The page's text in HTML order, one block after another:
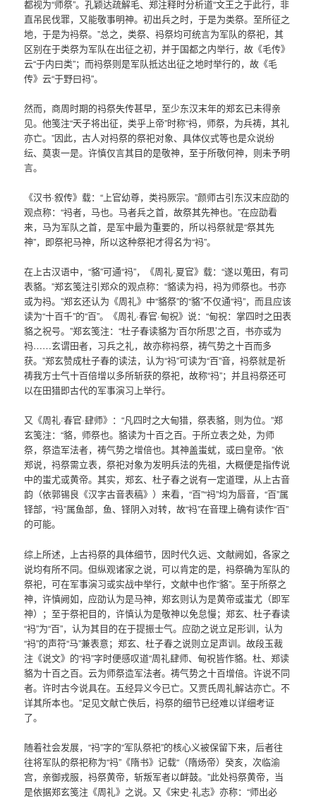
都视为“师祭”。孔颖达疏解毛、郑注释时分析道“文王之于此行，非
直吊民伐罪，又能敬事明神。初出兵之时，于是为类祭。至所征之
地，于是为祃祭。”总之，类祭、祃祭均可统言为军队的祭祀，其
区别在于类祭为军队在出征之初，并于国都之内举行，故《毛传》
云“于内曰类”；而祃祭则是军队抵达出征之地时举行的，故《毛
传》云“于野曰祃”。
然而，商周时期的祃祭失传甚早，至少东汉末年的郑玄已未得亲
见。他笺注“天子将出征，类乎上帝”时称“祃，师祭，为兵祷，其礼
亦亡。”因此，古人对祃祭的祭祀对象、具体仪式等也是众说纷
纭、莫衷一是。许慎仅言其目的是敬神，至于所敬何神，则未予明
言。
《汉书·叙传》载：“上官幼尊，类祃厥宗。”颜师古引东汉末应劭的
观点称：“祃者，马也。马者兵之首，故祭其先神也。”在应劭看
来，马为军队之首，是军中最为重要的，所以祃祭就是“祭其先
神”，即祭祀马神，所以这种祭祀才得名为“祃”。
在上古汉语中，“貉”可通“祃”，《周礼·夏官》载：“遂以蒐田，有司
表貉。”郑玄笺注引郑众的观点称：“貉读为祃，祃为师祭也。书亦
或为祃。”郑玄还认为《周礼》中“貉祭”的“貉”不仅通“祃”，而且应该
读为“十百千”的“百”。《周礼·春官·甸祝》说：“甸祝：掌四时之田表
貉之祝号。”郑玄笺注：“杜子春读貉为‘百尔所思’之百，书亦或为
祃……玄谓田者，习兵之礼，故亦称祃祭，祷气势之十百而多
获。”郑玄赞成杜子春的读法，认为“祃”可读为“百”音，祃祭就是祈
祷我方士气十百倍增以多所斩获的祭祀，故称“祃”；并且祃祭还可
以在田猎即古代的军事演习上举行。
又《周礼·春官·肆师》：“凡四时之大甸猎，祭表貉，则为位。”郑
玄笺注：“貉，师祭也。貉读为十百之百。于所立表之处，为师
祭，祭造军法者，祷气势之增倍也。其神盖蚩蚘，或曰皇帝。”依
郑说，祃祭需立表，祭祀对象为发明兵法的先祖，大概便是指传说
中的蚩尤或黄帝。其实，郑玄、杜子春之说有一定道理，从上古音
韵（依郭锡良《汉字古音表稿》）来看，“百”“祃”均为唇音，“百”属
铎部，“祃”属鱼部，鱼、铎阴入对转，故“祃”在音理上确有读作“百”
的可能。
综上所述，上古祃祭的具体细节，因时代久远、文献阙如，各家之
说均有所不同。但纵观诸家之说，可以肯定的是，祃祭确为军队的
祭祀，可在军事演习或实战中举行，文献中也作“貉”。至于所祭之
神，许慎阙如，应劭认为是马神，郑玄则认为是黄帝或蚩尤（即军
神）；至于祭祀目的，许慎认为是敬神以免怠慢；郑玄、杜子春读
“祃”为“百”，认为其目的在于提振士气。应劭之说立足形训，认为
“祃”的声符“马”兼表意；郑玄、杜子春之说则立足声训。故段玉裁
注《说文》的“祃”字时便感叹道“周礼肆师、甸祝皆作貉。杜、郑读
貉为十百之百。云为师祭造军法者。祷气势之十百增倍。许说不同
者。许时古今说具在。五经异义今已亡。又贾氏周礼解诂亦亡。不
详其所本也。”足见文献亡佚后，祃祭的细节已经难以详细考证
了。
随着社会发展，“祃”字的“军队祭祀”的核心义被保留下来，后者往
往将军队的祭祀称为“祃”《隋书》记载“（隋炀帝）癸亥，次临渝
宫，亲御戎服，祃祭黄帝，斩叛军者以衅鼓。”此处祃祭黄帝，当
是依据郑玄笺注《周礼》之说。又《宋史·礼志》亦称：“师出必